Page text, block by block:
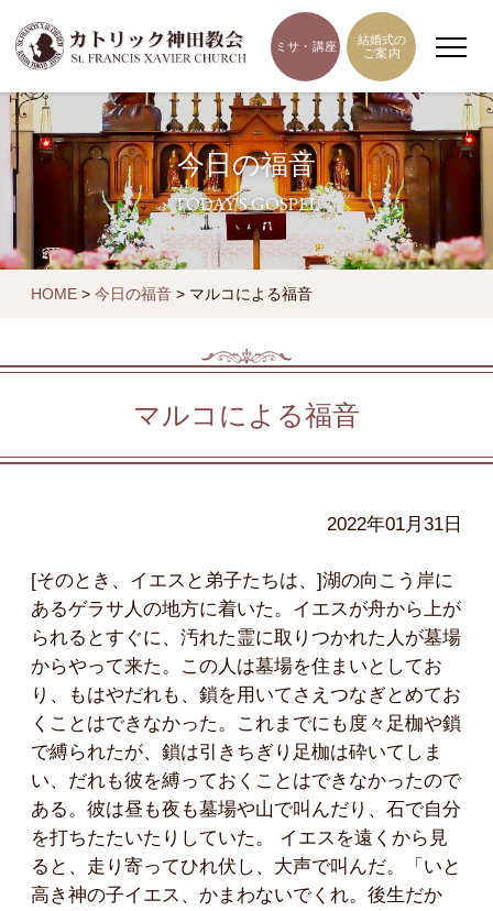
ミサ・講座
結婚式の
ご案内
今日の福音
TODAY'S GOSPEL
HOME > 今日の福音 > マルコによる福音
マルコによる福音
2022年01月31日
[そのとき、イエスと弟子たちは、]湖の向こう岸に
あるゲラサ人の地方に着いた。イエスが舟から上が
られるとすぐに、汚れた霊に取りつかれた人が墓場
からやって来た。この人は墓場を住まいとしてお
り、もはやだれも、鎖を用いてさえつなぎとめてお
くことはできなかった。これまでにも度々足枷や鎖
で縛られたが、鎖は引きちぎり足枷は砕いてしま
い、だれも彼を縛っておくことはできなかったので
ある。彼は昼も夜も墓場や山で叫んだり、石で自分
を打ちたたいたりしていた。 イエスを遠くから見
ると、走り寄ってひれ伏し、大声で叫んだ。「いと
高き神の子イエス、かまわないでくれ。後生だか